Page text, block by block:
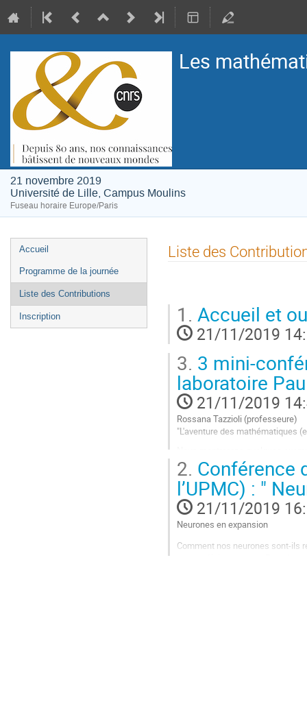
Les
21 novembre 2019
Université de Lille, Campus Moulins
Fuseau horaire Europe/Paris
Menu
de
l'événement
Accueil
Programme de la journée
Liste des Contributions
Inscription
Liste des
1. Accueil et
21/11/2019
3. 3 mini-
laboratoire
21/11/2019
Rossana Tazzioli (professeure)
"L'aventure des mathématiques
puissante capable de faire des
Thomas Rey (Maître de
"De l'infiniment petit à
Aller
à
la
page
2. Conférence
l’UPMC) : "
21/11/2019
Neurones en expansion
Comment nos neurones sont-ils